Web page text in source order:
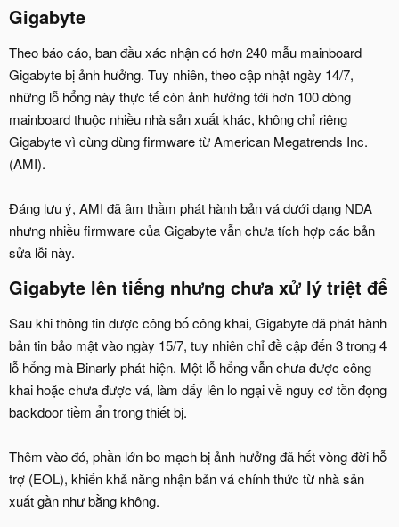
Gigabyte​
Theo báo cáo, ban đầu xác nhận có hơn 240 mẫu mainboard
Gigabyte bị ảnh hưởng. Tuy nhiên, theo cập nhật ngày 14/7,
những lỗ hổng này thực tế còn ảnh hưởng tới hơn 100 dòng
mainboard thuộc nhiều nhà sản xuất khác, không chỉ riêng
Gigabyte vì cùng dùng firmware từ American Megatrends Inc.
(AMI).
Đáng lưu ý, AMI đã âm thầm phát hành bản vá dưới dạng NDA
nhưng nhiều firmware của Gigabyte vẫn chưa tích hợp các bản
sửa lỗi này.
Gigabyte lên tiếng nhưng chưa xử lý triệt để​
Sau khi thông tin được công bố công khai, Gigabyte đã phát hành
bản tin bảo mật vào ngày 15/7, tuy nhiên chỉ đề cập đến 3 trong 4
lỗ hổng mà Binarly phát hiện. Một lỗ hổng vẫn chưa được công
khai hoặc chưa được vá, làm dấy lên lo ngại về nguy cơ tồn đọng
backdoor tiềm ẩn trong thiết bị.
Thêm vào đó, phần lớn bo mạch bị ảnh hưởng đã hết vòng đời hỗ
trợ (EOL), khiến khả năng nhận bản vá chính thức từ nhà sản
xuất gần như bằng không.